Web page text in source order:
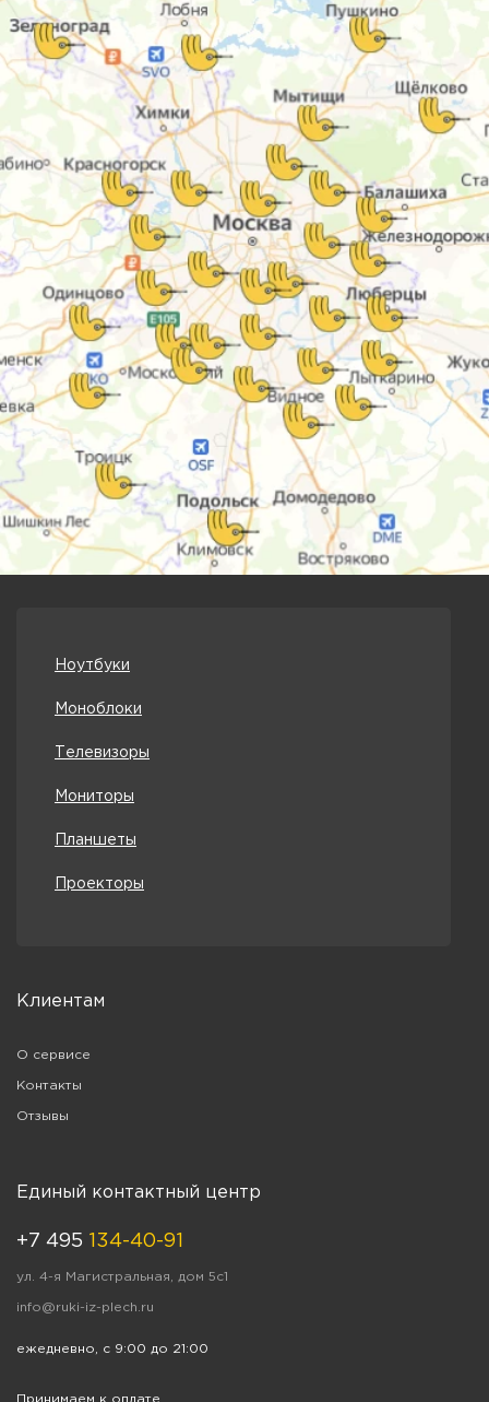
Ноутбуки
Моноблоки
Телевизоры
Мониторы
Планшеты
Проекторы
Клиентам
О сервисе
Контакты
Отзывы
Единый контактный центр
+7 495 134-40-91
ул. 4-я Магистральная, дом 5с1
info@ruki-iz-plech.ru
ежедневно, с 9:00 до 21:00